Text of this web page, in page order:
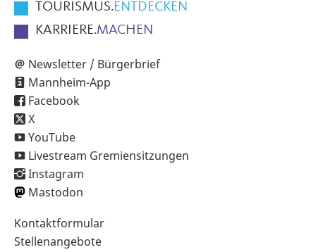
TOURISMUS.ENTDECKEN
KARRIERE.MACHEN
Newsletter / Bürgerbrief
Mannheim-App
Facebook
X
YouTube
Livestream Gremiensitzungen
Instagram
Mastodon
Sekundärnavigation
im
Kontaktformular
Stellenangebote